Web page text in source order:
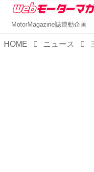
MotorMagazine誌連動企画
HOME ニュース